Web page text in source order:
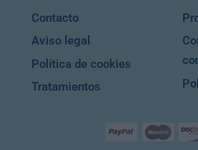
Contacto
Aviso legal
Política de cookies
Tratamientos